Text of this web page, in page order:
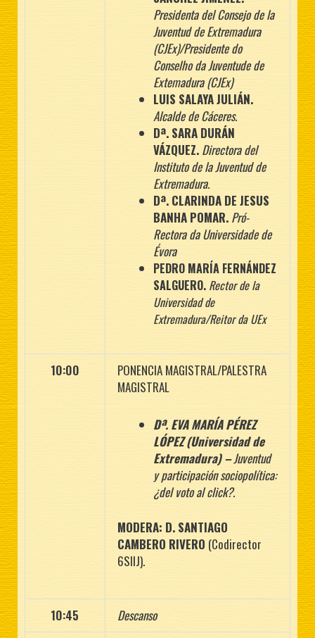
Presidenta del Consejo de la
Juventud de Extremadura
(CJEx)/Presidente do
Conselho da Juventude de
Extemadura (CJEx)
LUIS SALAYA JULIÁN.
Alcalde de Cáceres.
Dª. SARA DURÁN
VÁZQUEZ. Directora del
Instituto de la Juventud de
Extremadura.
Dª. CLARINDA DE JESUS
BANHA POMAR. Pró-
Rectora da Universidade de
Évora
PEDRO MARÍA FERNÁNDEZ
SALGUERO. Rector de la
Universidad de
Extremadura/Reitor da UEx
10:00
PONENCIA MAGISTRAL/PALESTRA
MAGISTRAL
Dª. EVA MARÍA PÉREZ
LÓPEZ (Universidad de
Extremadura) –Juventud
y participación sociopolítica:
¿del voto al click?.
MODERA: D. SANTIAGO
CAMBERO RIVERO (Codirector
6SIIJ).
10:45
Descanso